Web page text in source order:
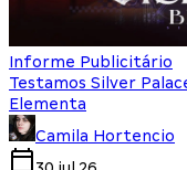
Informe Publicitário
Testamos Silver
Elementa
Camila Hortencio